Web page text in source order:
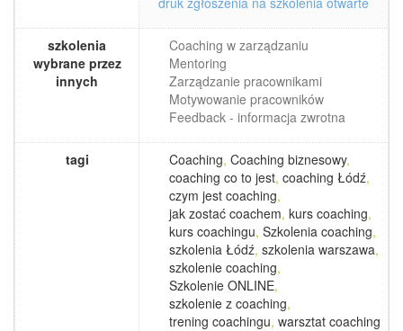
szkolenia
wybrane przez
innych
Coaching w zarządzaniu
Mentoring
Zarządzanie pracownikami
Motywowanie pracowników
Feedback - informacja zwrotna
tagi Coaching, Coaching biznesowy,
coaching co to jest, coaching Łódź,
czym jest coaching,
jak zostać coachem, kurs coaching,
kurs coachingu, Szkolenia coaching,
szkolenia Łódź, szkolenia warszawa,
szkolenie coaching,
Szkolenie ONLINE,
szkolenie z coaching,
trening coachingu, warsztat coaching